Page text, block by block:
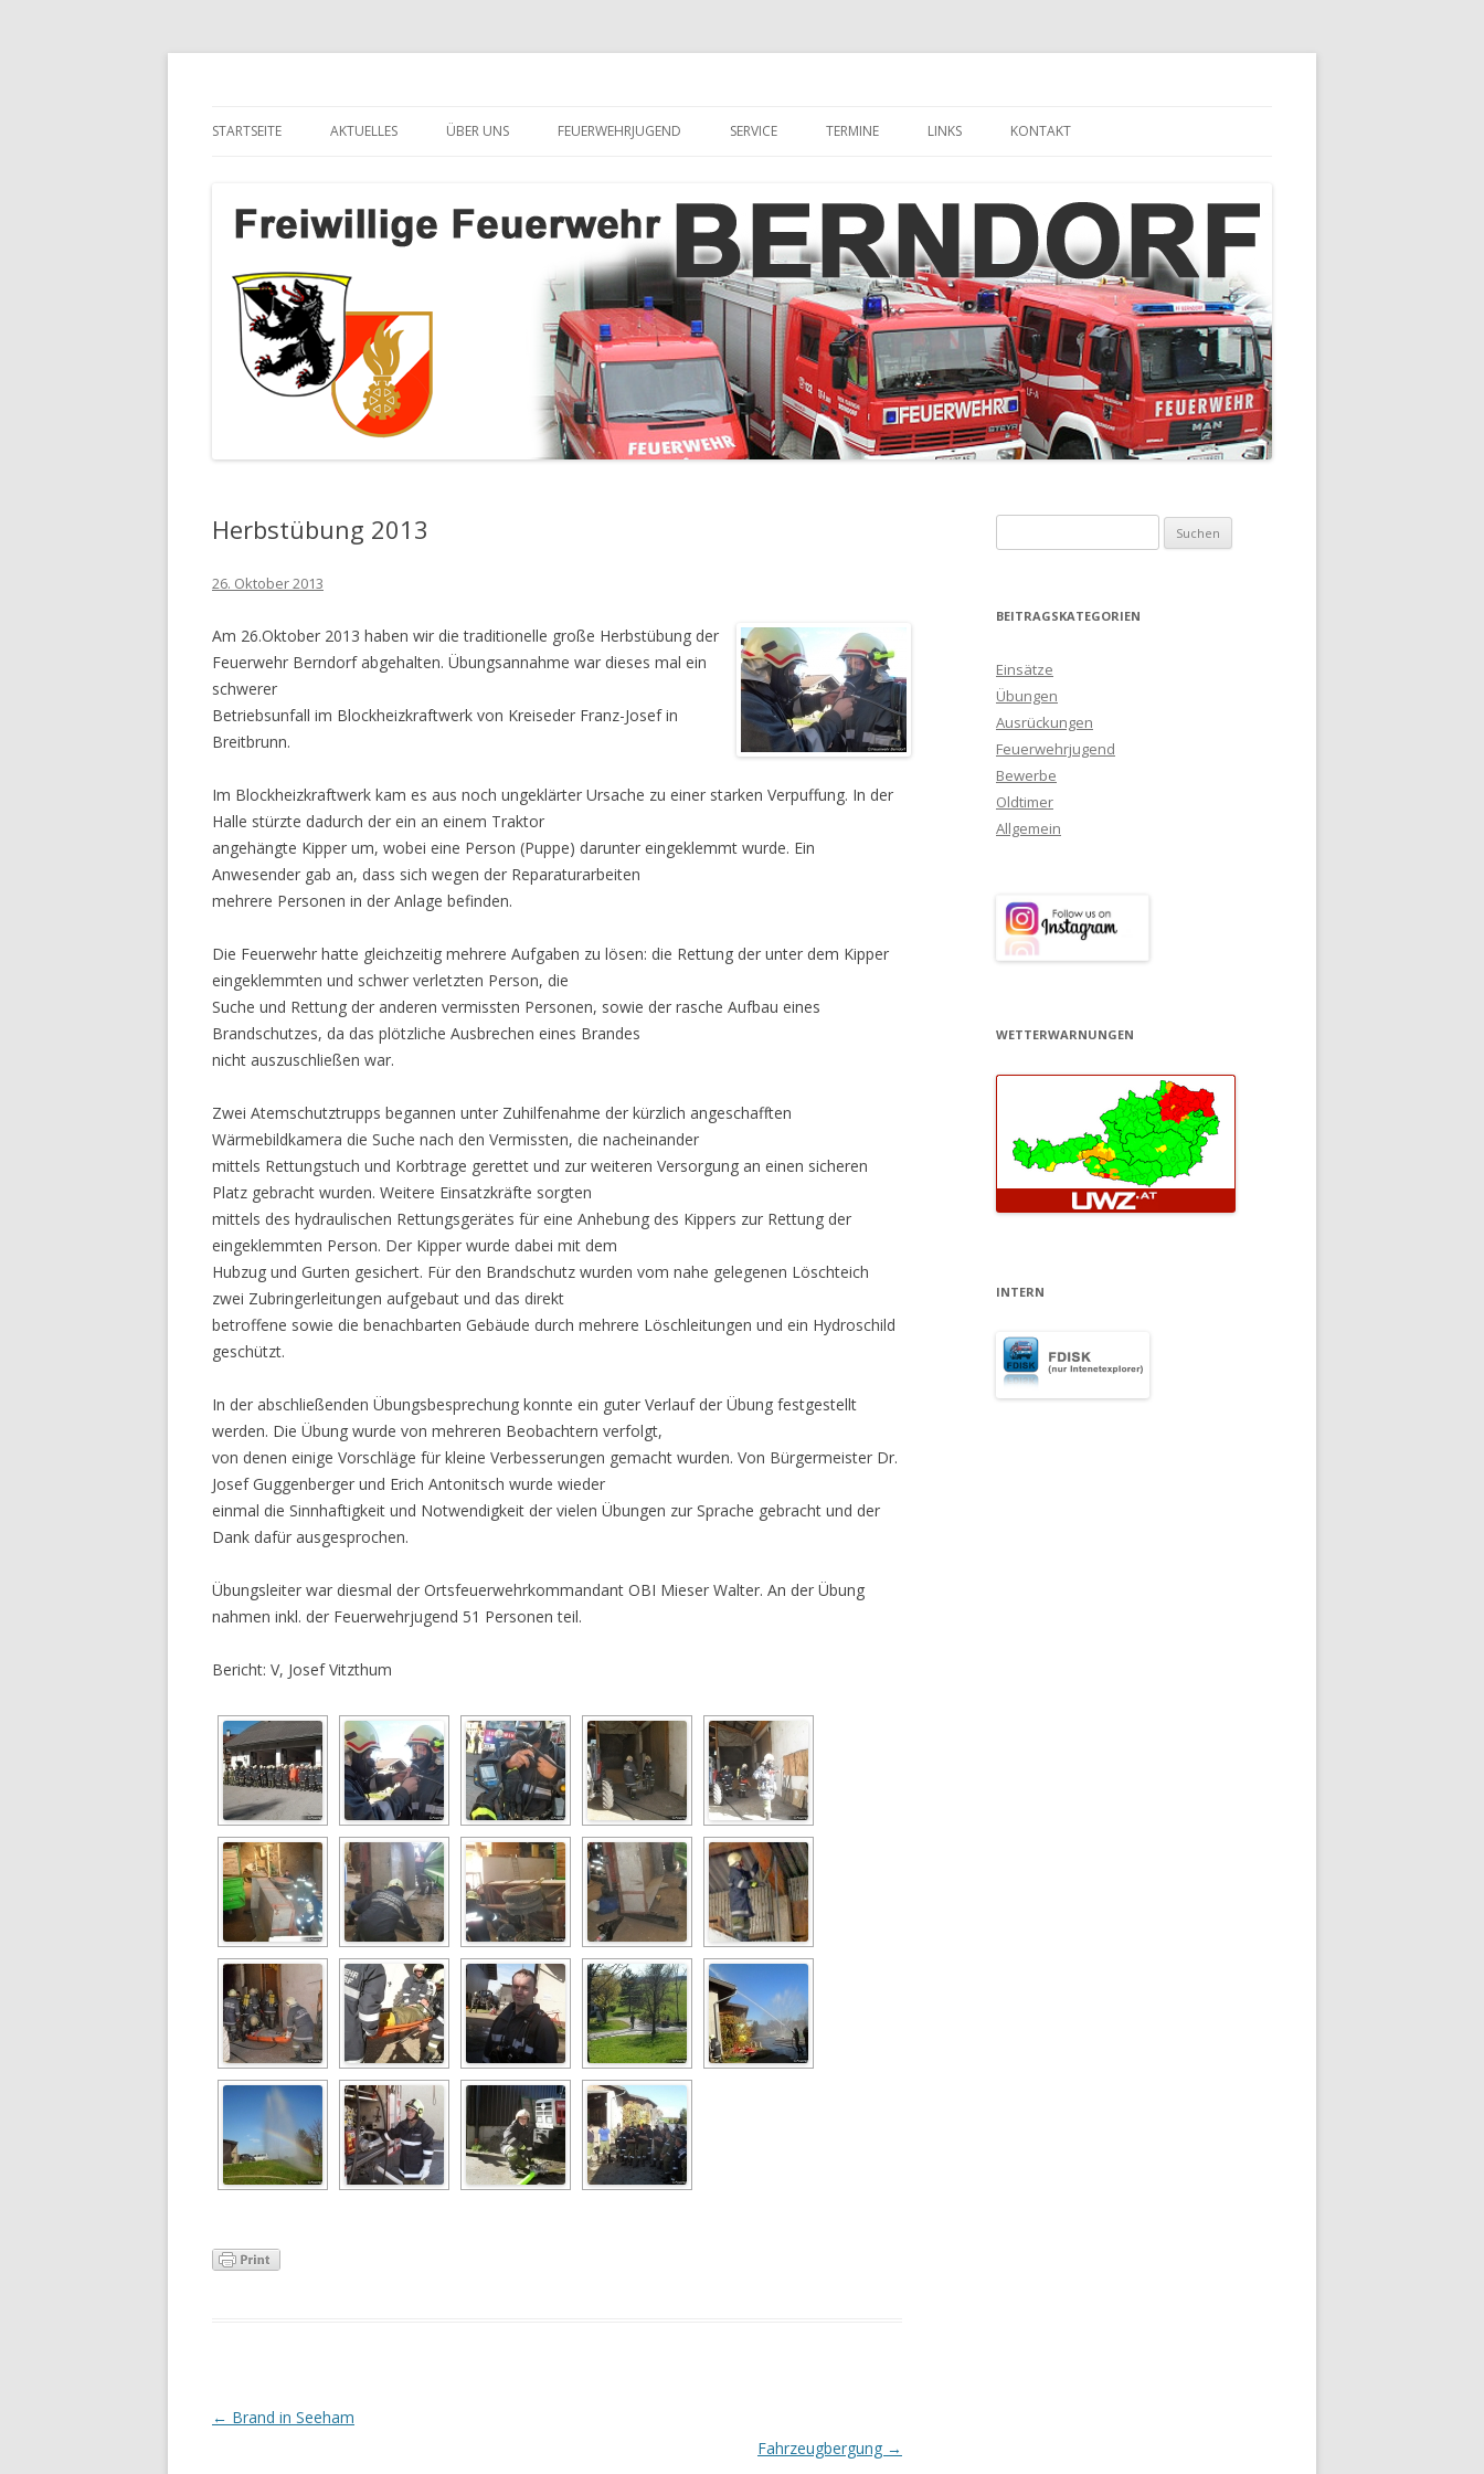
STARTSEITE AKTUELLES ÜBER UNS FEUERWEHRJUGEND SERVICE TERMINE LINKS KONTAKT
AT
Herbstübung 2013
26. Oktober 2013
Am 26.Oktober 2013 haben wir die traditionelle große Herbstübung der
Feuerwehr Berndorf abgehalten. Übungsannahme war dieses mal ein
schwerer
Betriebsunfall im Blockheizkraftwerk von Kreiseder Franz-Josef in
Breitbrunn.
Im Blockheizkraftwerk kam es aus noch ungeklärter Ursache zu einer starken Verpuffung. In der
Halle stürzte dadurch der ein an einem Traktor
angehängte Kipper um, wobei eine Person (Puppe) darunter eingeklemmt wurde. Ein
Anwesender gab an, dass sich wegen der Reparaturarbeiten
mehrere Personen in der Anlage befinden.
Die Feuerwehr hatte gleichzeitig mehrere Aufgaben zu lösen: die Rettung der unter dem Kipper
eingeklemmten und schwer verletzten Person, die
Suche und Rettung der anderen vermissten Personen, sowie der rasche Aufbau eines
Brandschutzes, da das plötzliche Ausbrechen eines Brandes
nicht auszuschließen war.
Zwei Atemschutztrupps begannen unter Zuhilfenahme der kürzlich angeschafften
Wärmebildkamera die Suche nach den Vermissten, die nacheinander
mittels Rettungstuch und Korbtrage gerettet und zur weiteren Versorgung an einen sicheren
Platz gebracht wurden. Weitere Einsatzkräfte sorgten
mittels des hydraulischen Rettungsgerätes für eine Anhebung des Kippers zur Rettung der
eingeklemmten Person. Der Kipper wurde dabei mit dem
Hubzug und Gurten gesichert. Für den Brandschutz wurden vom nahe gelegenen Löschteich
zwei Zubringerleitungen aufgebaut und das direkt
betroffene sowie die benachbarten Gebäude durch mehrere Löschleitungen und ein Hydroschild
geschützt.
In der abschließenden Übungsbesprechung konnte ein guter Verlauf der Übung festgestellt
werden. Die Übung wurde von mehreren Beobachtern verfolgt,
von denen einige Vorschläge für kleine Verbesserungen gemacht wurden. Von Bürgermeister Dr.
Josef Guggenberger und Erich Antonitsch wurde wieder
einmal die Sinnhaftigkeit und Notwendigkeit der vielen Übungen zur Sprache gebracht und der
Dank dafür ausgesprochen.
Übungsleiter war diesmal der Ortsfeuerwehrkommandant OBI Mieser Walter. An der Übung
nahmen inkl. der Feuerwehrjugend 51 Personen teil.
Bericht: V, Josef Vitzthum
Artikel-Navigation
← Brand in Seeham
Fahrzeugbergung →
BEITRAGSKATEGORIEN
Einsätze
Übungen
Ausrückungen
Feuerwehrjugend
Bewerbe
Oldtimer
Allgemein
WETTERWARNUNGEN
INTERN